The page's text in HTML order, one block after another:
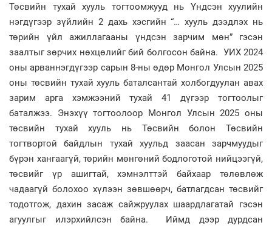
Төсвийн тухай хууль тогтоомжууд нь Үндсэн хуулийн
нэгдүгээр зүйлийн 2 дахь хэсгийн “… хууль дээдлэх нь
төрийн үйл ажиллагааны үндсэн зарчим мөн” гэсэн
заалтыг зөрчих нөхцөлийг бий болгосон байна. УИХ 2024
оны арваннэгдүгээр сарын 8-ны өдөр Монгол Улсын 2025
оны төсвийн тухай хууль баталсантай холбогдуулан авах
зарим арга хэмжээний тухай 41 дүгээр тогтоолыг
баталжээ. Энэхүү тогтоолоор Монгол Улсын 2025 оны
төсвийн тухай хууль нь Төсвийн болон Төсвийн
тогтвортой байдлын тухай хуульд заасан зарчмуудыг
бүрэн хангаагүй, төрийн мөнгөний бодлоготой нийцээгүй,
төсвийг үр ашигтай, хэмнэлттэй байхаар төлөвлөж
чадаагүй болохоо хүлээн зөвшөөрч, батлагдсан төсвийг
тодотгож, дахин засаж сайжруулах шаардлагатай гэсэн
агуулгыг илэрхийлсэн байна. Иймд дээр дурдсан